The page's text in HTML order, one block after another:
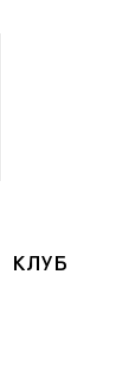
КЛУБ